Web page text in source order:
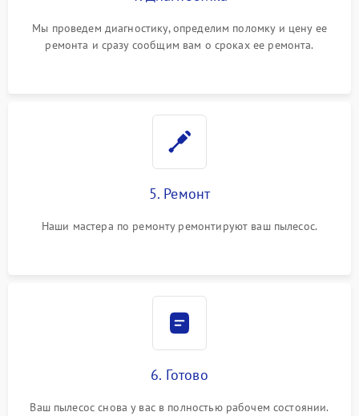
Мы проведем диагностику, определим поломку и цену ее
ремонта и сразу сообщим вам о сроках ее ремонта.
5. Ремонт
Наши мастера по ремонту ремонтируют ваш пылесос.
6. Готово
Ваш пылесос снова у вас в полностью рабочем состоянии.